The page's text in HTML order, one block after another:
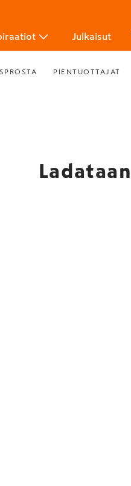
Julkaisut
PIENTUOTTAJAT
Ladataan